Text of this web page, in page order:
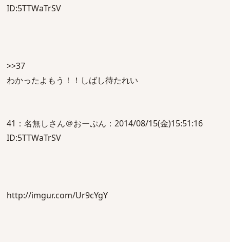
ID:5TTWaTrSV
>>37
わかったよもう！！しばし待たれい
41：名無しさん＠おーぷん：2014/08/15(金)15:51:16
ID:5TTWaTrSV
http://imgur.com/Ur9cYgY